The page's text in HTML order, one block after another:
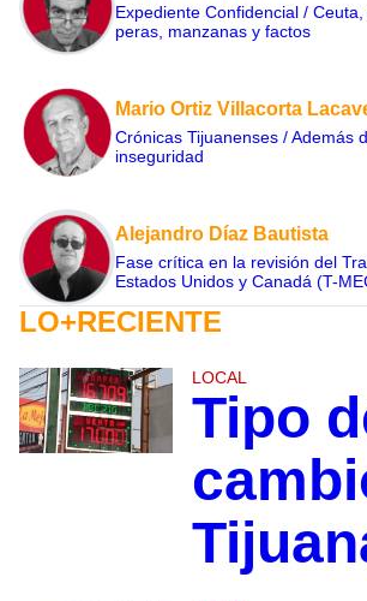
Expediente Confidencial /
peras, manzanas y factos
Mario Ortiz Villacorta
Crónicas Tijuanenses / Además
inseguridad
Alejandro Díaz Bautista
Fase crítica en la revisión del
Estados Unidos y Canadá (T-
LO+RECIENTE
LOCAL
Tipo